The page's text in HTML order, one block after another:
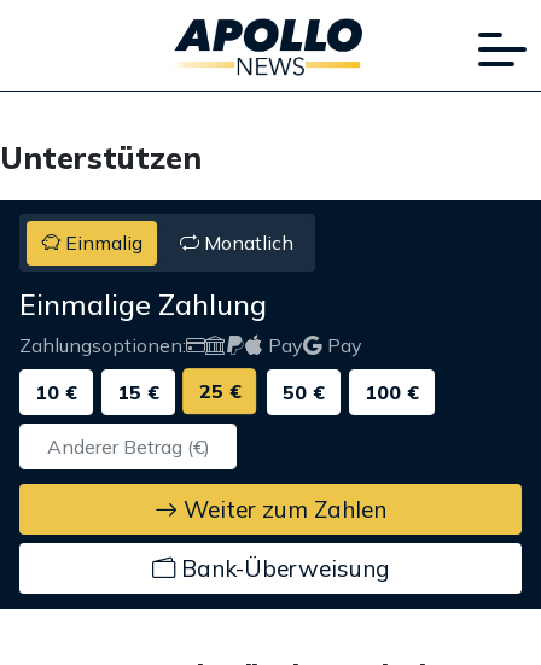
Unterstützen
Einmalig Monatlich
Einmalige Zahlung
Zahlungsoptionen: Pay
Pay
10 €
15 € 25 € 50 € 100 €
Weiter zum Zahlen
Bank-Überweisung